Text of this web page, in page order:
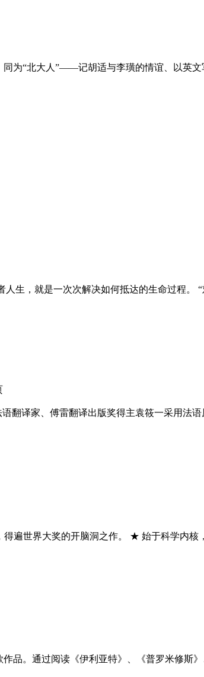
为“北大人”——记胡适与李璜的情谊、以英
生，就是一次次解决如何抵达的生命过程
翻译家、傅雷翻译出版奖得主袁筱一采用法
遍世界大奖的开脑洞之作。 ★ 始于科学内
品。通过阅读《伊利亚特》、《普罗米修斯